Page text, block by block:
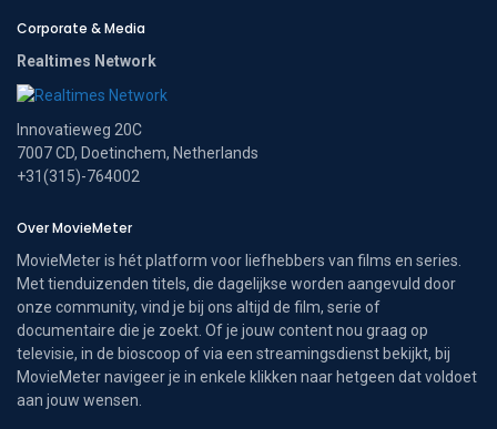
Corporate & Media
Realtimes Network
Innovatieweg 20C
7007 CD, Doetinchem, Netherlands
+31(315)-764002
Over MovieMeter
MovieMeter is hét platform voor liefhebbers van films en series.
Met tienduizenden titels, die dagelijkse worden aangevuld door
onze community, vind je bij ons altijd de film, serie of
documentaire die je zoekt. Of je jouw content nou graag op
televisie, in de bioscoop of via een streamingsdienst bekijkt, bij
MovieMeter navigeer je in enkele klikken naar hetgeen dat voldoet
aan jouw wensen.